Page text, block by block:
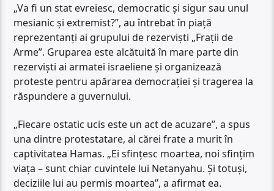
„Va fi un stat evreiesc, democratic și sigur sau unul
mesianic și extremist?”, au întrebat în piață
reprezentanți ai grupului de rezerviști „Frații de
Arme”. Gruparea este alcătuită în mare parte din
rezerviști ai armatei israeliene și organizează
proteste pentru apărarea democrației și tragerea la
răspundere a guvernului.
„Fiecare ostatic ucis este un act de acuzare”, a spus
una dintre protestatare, al cărei frate a murit în
captivitatea Hamas. „Ei sfințesc moartea, noi sfințim
viața – sunt chiar cuvintele lui Netanyahu. Și totuși,
deciziile lui au permis moartea”, a afirmat ea.